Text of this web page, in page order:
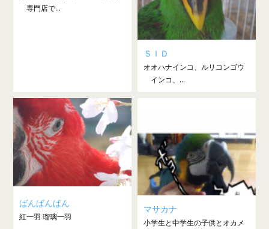
専門店で...
ＳＩＤ
オオハナインコ、ルリコンゴウ
インコ、...
ばんばんばん
紅一羽 瑠璃一羽
マサカナ
小学生と中学生の子供とオカメ